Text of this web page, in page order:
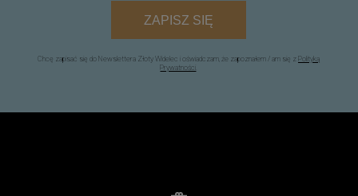
ZAPISZ SIĘ
Chcę zapisać się do Newslettera Złoty Widelec i oświadczam, że zapoznałem / am się z Polityką
Prywatności